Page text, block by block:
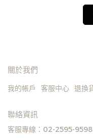
諒。如遇庫存
關於我們
我的帳戶 客服中心 退換
聯絡資訊
客服專線：02-2595-9598